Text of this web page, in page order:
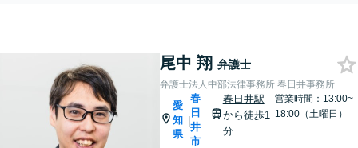
尾中 翔 弁護士
弁護士法人中部法律事務所 春日井事務所
愛
知
県
|
春
日
井
市
春日井駅
から徒歩1
分
営業時間：13:00~
18:00（土曜日）